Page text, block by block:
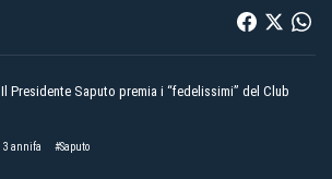
Il Presidente Saputo premia i “fedelissimi” del Club
3 annifa #Saputo